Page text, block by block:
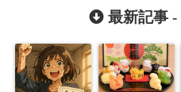
10選！】
最新記事 -